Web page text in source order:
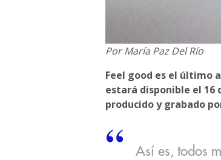
Por María Paz Del Río
Feel good es el último
estará disponible el 16
producido y grabado
Así es, todos